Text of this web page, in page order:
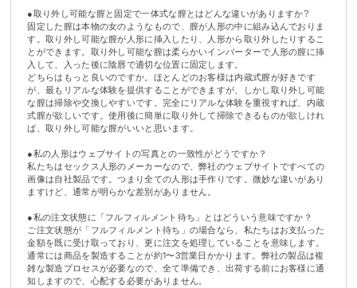
●取り外し可能な膣と固定で一体式な膣とはどんな違いがありますか?
固定した膣は本物の女のようなもので、膣が人形の中に組み込んでおりま
す。取り外し可能な膣が人形に挿入したり、人形から取り外したりするこ
とができます。取り外し可能な膣は柔らかいインバーターで人形の膣に挿
入して、入った後に陰唇で適切な位置に固定します。
どちらはもっと良いのですか。ほとんどのお客様は内蔵式膣が好きです
が、最もリアルな体験を提供することができますが、しかし取り外し可能
な膣は掃除や交換しやすいです。完全にリアルな体験を重視すれば、内蔵
式膣が欲しいです。使用後に簡単に取り外して掃除できるものが欲しけれ
ば、取り外し可能な膣がいいと思います。
●私の人形はウェブサイトの写真との一致性がどうですか？
私たちはセックス人形のメーカーなので、弊社のウェブサイトですべての
画像は自社製品です。つまり全ての人形は手作りです。微妙な違いがあり
ますけど、通常が明らかな差別がありません。
●私の注文状態に「フルフィルメント待ち」とはどういう意味ですか？
ご注文状態が「フルフィルメント待ち」の場合なら、私たちはお支払った
金額を既に受け取っており、更に注文を処理していることを意味します。
通常には商品を製造することが約1〜3営業日かかります。弊社の製品は複
雑な製造プロセスが必要なので、全て準備でき、出荷する前にお客様に通
知しますので、心配する必要がありません。